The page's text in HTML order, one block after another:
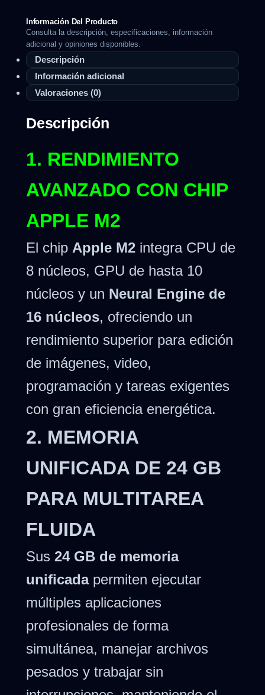
Información Del Producto
Consulta la descripción, especificaciones, información
adicional y opiniones disponibles.
Descripción
Información adicional
Valoraciones (0)
Descripción
1. RENDIMIENTO
AVANZADO CON CHIP
APPLE M2
El chip Apple M2 integra CPU de
8 núcleos, GPU de hasta 10
núcleos y un Neural Engine de
16 núcleos, ofreciendo un
rendimiento superior para edición
de imágenes, video,
programación y tareas exigentes
con gran eficiencia energética.
2. MEMORIA
UNIFICADA DE 24 GB
PARA MULTITAREA
FLUIDA
Sus 24 GB de memoria
unificadapermiten ejecutar
múltiples aplicaciones
profesionales de forma
simultánea, manejar archivos
pesados y trabajar sin